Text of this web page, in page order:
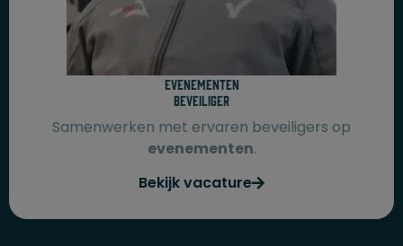
Evenementen
beveiliger
Samenwerken met ervaren beveiligers op
evenementen.
Bekijk vacature